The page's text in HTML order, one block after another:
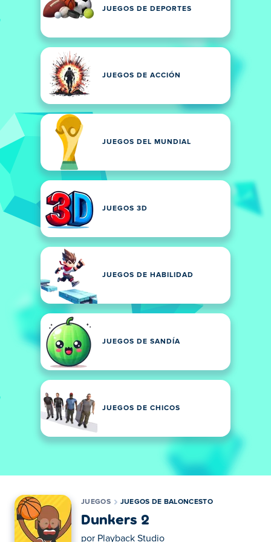
JUEGOS DE DEPORTES
JUEGOS DE ACCIÓN
JUEGOS DEL MUNDIAL
JUEGOS 3D
JUEGOS DE HABILIDAD
JUEGOS DE SANDÍA
JUEGOS DE CHICOS
JUEGOS JUEGOS DE BALONCESTO
Dunkers 2
por Playback Studio